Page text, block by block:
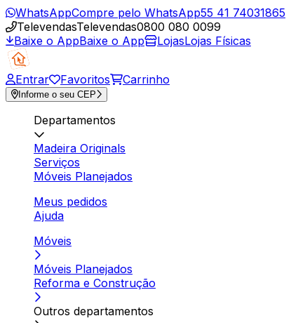
WhatsAppCompre pelo WhatsApp55 41 74031865
TelevendasTelevendas0800 080 0099
Baixe o AppBaixe o App LojasLojas Físicas
Entrar Favoritos Carrinho
Informe o seu CEP
Departamentos
Madeira Originals
Serviços
Móveis Planejados
Meus pedidos
Ajuda
Móveis
Móveis Planejados
Reforma e Construção
Outros departamentos